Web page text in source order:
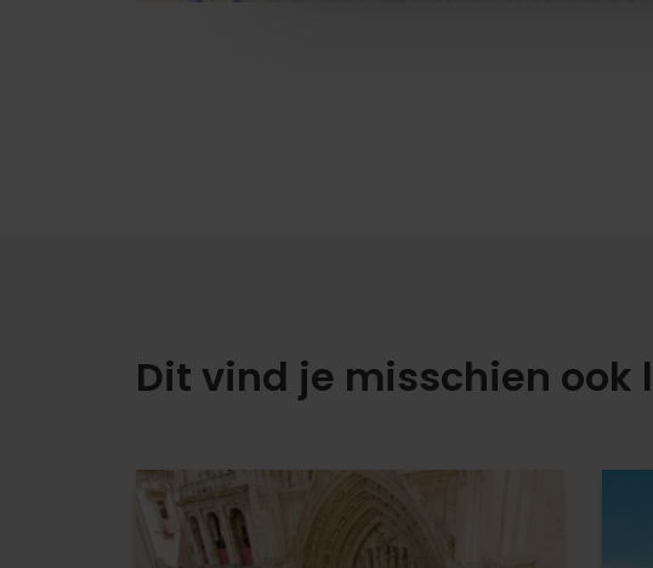
Dit vind je misschien ook